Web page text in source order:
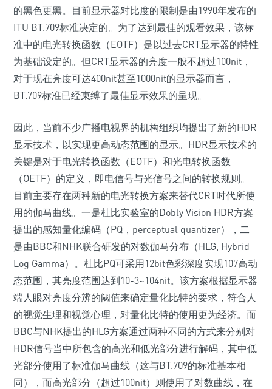
的黑色更黑。目前显示器对比度的限制是由1990年发布的
ITU BT.709标准决定的。为了达到最佳的观看效果，该标
准中的电光转换函数（EOTF）是以过去CRT显示器的特性
为基础设定的。但CRT显示器的亮度一般不超过100nit，
对于现在亮度可达400nit甚至1000nit的显示器而言，
BT.709标准已经束缚了最佳显示效果的呈现。
因此，当前不少广播电视界的机构组织均提出了新的HDR
显示技术，以实现更高动态范围的显示。HDR显示技术的
关键是对于电光转换函数（EOTF）和光电转换函数
（OETF）的定义，即电信号与光信号之间的转换规则。
目前主要存在两种新的电光转换方案来替代CRT时代所使
用的伽马曲线。一是杜比实验室的Dobly Vision HDR方案
提出的感知量化编码（PQ，perceptual quantizer），二
是由BBC和NHK联合研发的对数伽马分布（HLG, Hybrid
Log Gamma）。杜比PQ可采用12bit色彩深度实现107高动
态范围，其亮度范围达到10-3~104nit。该方案根据显示器
端人眼对亮度分辨的阈值来确定量化比特的要求，符合人
的视觉生理和视觉心理，对量化比特的使用更为经济。而
BBC与NHK提出的HLG方案通过两种不同的方式来分别对
HDR信号当中所包含的高光和低光部分进行解码，其中低
光部分使用了标准伽马曲线（这与BT.709的标准基本相
同），而高光部分（超过100nit）则使用了对数曲线，在